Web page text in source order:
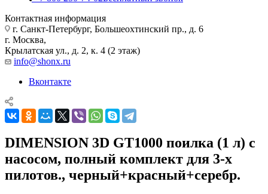
Контактная информация
г. Санкт-Петербург, Большеохтинский пр., д. 6
г. Москва,
Крылатская ул., д. 2, к. 4 (2 этаж)
info@shonx.ru
Вконтакте
DIMENSION 3D GT1000 поилка (1 л) с
насосом, полный комплект для 3-х
пилотов., черный+красный+серебр.